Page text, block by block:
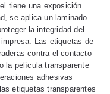
tiene una exposición
se aplica un laminado
la integridad del
Las etiquetas de
contra el contacto
la película transparente
adhesivas
etiquetas transparentes